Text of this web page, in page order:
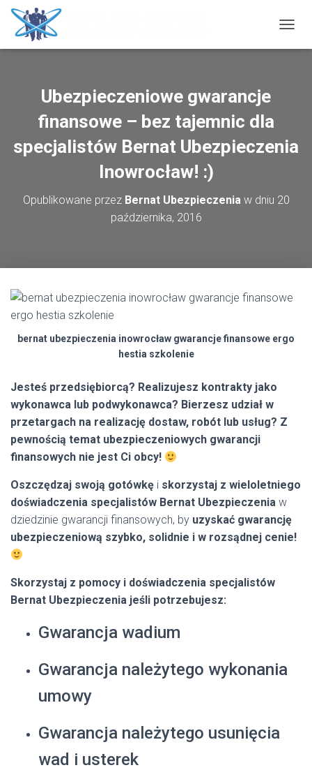
R
N
A
G
Ubezpieczeniowe gwarancje
finansowe – bez tajemnic dla
specjalistów Bernat Ubezpieczenia
Inowrocław! :)
Opublikowane przez Bernat Ubezpieczeniaw dniu 20
października, 2016
bernat ubezpieczenia inowrocław gwarancje finansowe ergo
hestia szkolenie
Jesteś przedsiębiorcą? Realizujesz kontrakty jako
wykonawca lub podwykonawca? Bierzesz udział w
przetargach na realizację dostaw, robót lub usług? Z
pewnością temat ubezpieczeniowych gwarancji
finansowych nie jest Ci obcy!
Oszczędzaj swoją gotówkę i skorzystaj z wieloletniego
doświadczenia specjalistów Bernat Ubezpieczenia w
dziedzinie gwarancji finansowych, by uzyskać gwarancję
ubezpieczeniową szybko, solidnie i w rozsądnej cenie!
Skorzystaj z pomocy i doświadczenia specjalistów
Bernat Ubezpieczenia jeśli potrzebujesz:
Gwarancja wadium
Gwarancja należytego wykonania
umowy
Gwarancja należytego usunięcia
wad i usterek